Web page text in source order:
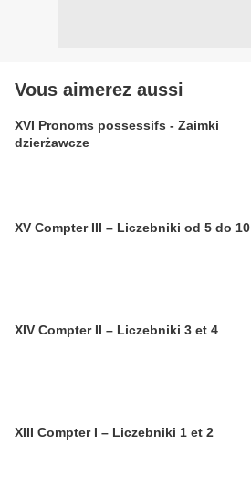
Vous aimerez aussi
XVI Pronoms possessifs - Zaimki
dzierżawcze
XV Compter III – Liczebniki od 5 do 10
XIV Compter II – Liczebniki 3 et 4
XIII Compter I – Liczebniki 1 et 2